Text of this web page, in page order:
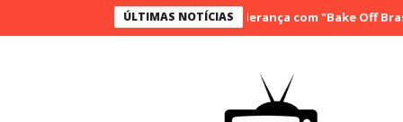
ÚLTIMAS NOTÍCIAS
SBT conquista a vice liderança com "Bake Off Brasil" e